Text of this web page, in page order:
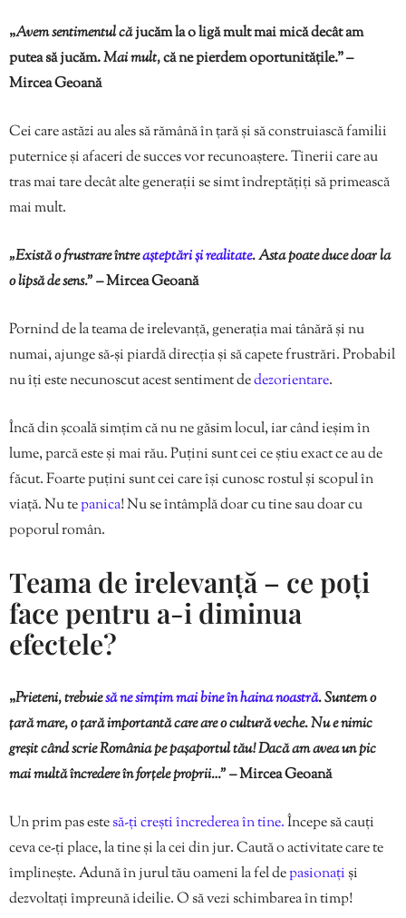
„Avem sentimentul căjucăm la o ligă mult mai mică decât am
putea să jucăm.Mai mult,că ne pierdem oportunitățile.” –
Mircea Geoană
Cei care astăzi au ales să rămână în țară și să construiască familii
puternice și afaceri de succes vor recunoaștere. Tinerii care au
tras mai tare decât alte generații se simt îndreptățiți să primească
mai mult.
„Există o frustrare întreașteptări și realitate. Asta poate duce doar la
o lipsă de sens.” –Mircea Geoană
Pornind de la teama de irelevanță, generația mai tânără și nu
numai, ajunge să-și piardă direcția și să capete frustrări. Probabil
nu îți este necunoscut acest sentiment dedezorientare.
Încă din școală simțim că nu ne găsim locul, iar când ieșim în
lume, parcă este și mai rău. Puțini sunt cei ce știu exact ce au de
făcut. Foarte puțini sunt cei care își cunosc rostul și scopul în
viață. Nu tepanica! Nu se întâmplă doar cu tine sau doar cu
poporul român.
Teama de irelevanță – ce poți
face pentru a-i diminua
efectele?
„Prieteni, trebuiesă ne simțim mai bine în haina noastră. Suntem o
țară mare, o țară importantă care are o cultură veche. Nu e nimic
greșit când scrie România pe pașaportul tău! Dacă am avea un pic
mai multă încredere în forțele proprii…” –Mircea Geoană
Un prim pas estesă-ți crești încrederea în tine.Începe să cauți
ceva ce-ți place, la tine și la cei din jur. Caută o activitate care te
împlinește. Adună în jurul tău oameni la fel depasionațiși
dezvoltați împreună ideilie. O să vezi schimbarea în timp!